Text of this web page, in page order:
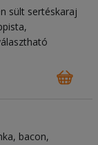
sült sertéskaraj
bacon